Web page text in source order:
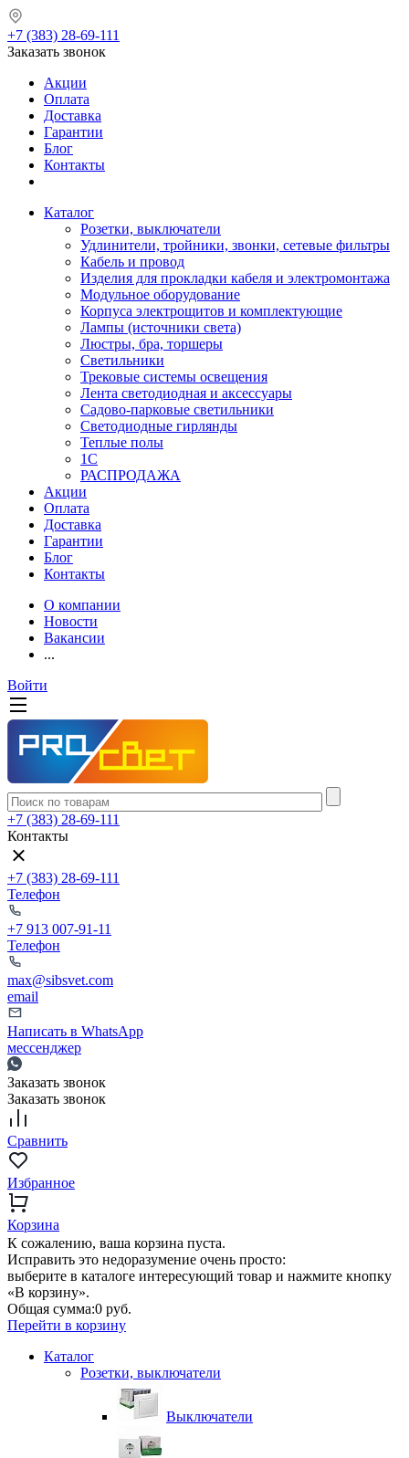
+7 (383) 28-69-111
Заказать звонок
Акции
Оплата
Доставка
Гарантии
Блог
Контакты
Каталог
Розетки, выключатели
Удлинители, тройники, звонки, сетевые фильтры
Кабель и провод
Изделия для прокладки кабеля и электромонтажа
Модульное оборудование
Корпуса электрощитов и комплектующие
Лампы (источники света)
Люстры, бра, торшеры
Светильники
Трековые системы освещения
Лента светодиодная и аксессуары
Садово-парковые светильники
Светодиодные гирлянды
Теплые полы
1С
РАСПРОДАЖА
Акции
Оплата
Доставка
Гарантии
Блог
Контакты
О компании
Новости
Вакансии
...
Войти
+7 (383) 28-69-111
Контакты
+7 (383) 28-69-111
Телефон
+7 913 007-91-11
Телефон
max@sibsvet.com
email
Написать в WhatsApp
мессенджер
Заказать звонок
Заказать звонок
Сравнить
Избранное
Корзина
К сожалению, ваша корзина пуста.
Исправить это недоразумение очень просто:
выберите в каталоге интересующий товар и нажмите кнопку
«В корзину».
Общая сумма:0 руб.
Перейти в корзину
Каталог
Розетки, выключатели
Выключатели